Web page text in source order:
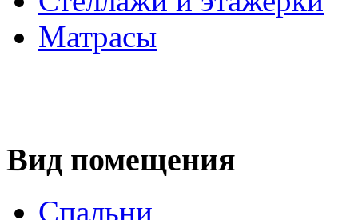
Матрасы
Вид помещения
Спальни